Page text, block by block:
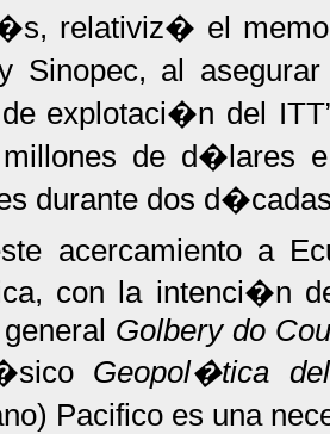
relativiz� el
Sinopec, al
explotaci�n del ITT
de d�lares
durante dos
acercamiento a
con la intenci�n
Golbery do
Geopol�tica
Pacifico es una